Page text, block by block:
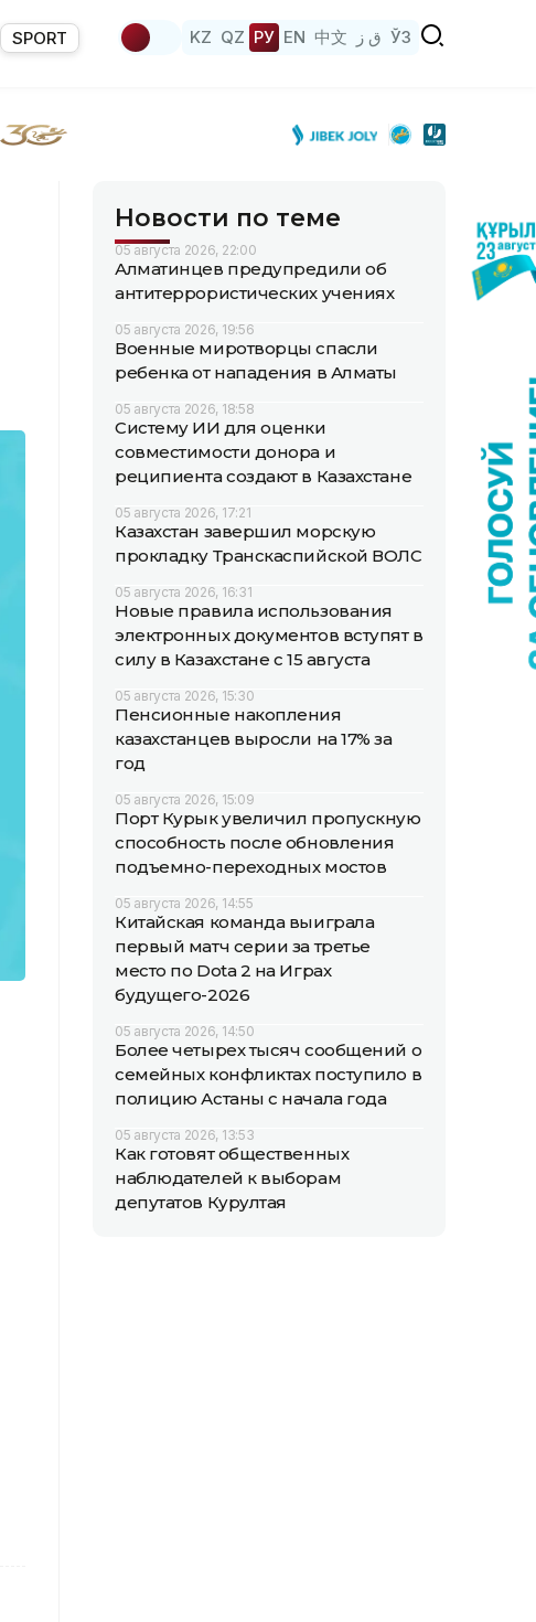
SPORT KZ QZ РУ EN 中文 ق ز ЎЗ
Новости по теме
05 августа 2026, 22:00
Алматинцев предупредили об
антитеррористических учениях
05 августа 2026, 19:56
Военные миротворцы спасли
ребенка от нападения в Алматы
05 августа 2026, 18:58
Систему ИИ для оценки
совместимости донора и
реципиента создают в Казахстане
05 августа 2026, 17:21
Казахстан завершил морскую
прокладку Транскаспийской ВОЛС
05 августа 2026, 16:31
Новые правила использования
электронных документов вступят в
силу в Казахстане с 15 августа
05 августа 2026, 15:30
Пенсионные накопления
казахстанцев выросли на 17% за
год
05 августа 2026, 15:09
Порт Курык увеличил пропускную
способность после обновления
подъемно-переходных мостов
05 августа 2026, 14:55
Китайская команда выиграла
первый матч серии за третье
место по Dota 2 на Играх
будущего-2026
05 августа 2026, 14:50
Более четырех тысяч сообщений о
семейных конфликтах поступило в
полицию Астаны с начала года
05 августа 2026, 13:53
Как готовят общественных
наблюдателей к выборам
депутатов Курултая